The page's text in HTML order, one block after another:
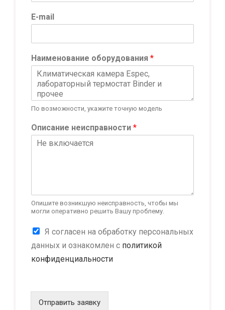
E-mail
Наименование оборудования *
По возможности, укажите точную модель
Описание неисправности *
Опишите возникшую неисправность, чтобы мы
могли оперативно решить Вашу проблему.
*
*
Н
а
К
н
ф
е
Я согласен на обработку персональных
данных и ознакомлен с политикой
конфиденциальности
Отправить заявку